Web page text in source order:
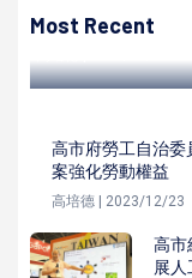
Most Recent
肉選擇
高市府勞工自治委
案強化勞動權益
高培德 | 2023/12/23
高市
展